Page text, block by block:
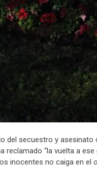
del secuestro y
reclamado “la vuelta a
inocentes no caiga en